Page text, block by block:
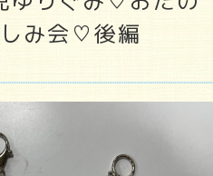
しみ会♡後編